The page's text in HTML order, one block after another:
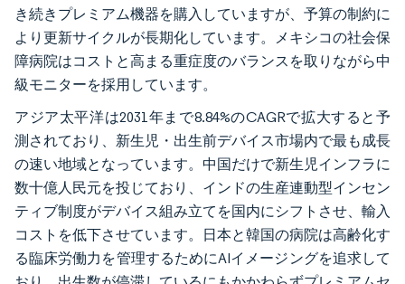
き続きプレミアム機器を購入していますが、予算の制約に
より更新サイクルが長期化しています。メキシコの社会保
障病院はコストと高まる重症度のバランスを取りながら中
級モニターを採用しています。
アジア太平洋は2031年まで8.84%のCAGRで拡大すると予
測されており、新生児・出生前デバイス市場内で最も成長
の速い地域となっています。中国だけで新生児インフラに
数十億人民元を投じており、インドの生産連動型インセン
ティブ制度がデバイス組み立てを国内にシフトさせ、輸入
コストを低下させています。日本と韓国の病院は高齢化す
る臨床労働力を管理するためにAIイメージングを追求して